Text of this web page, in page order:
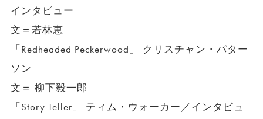
インタビュー
文＝若林恵
「Redheaded Peckerwood」 クリスチャン・パター
ソン
文＝ 柳下毅一郎
「Story Teller」 ティム・ウォーカー／インタビュ